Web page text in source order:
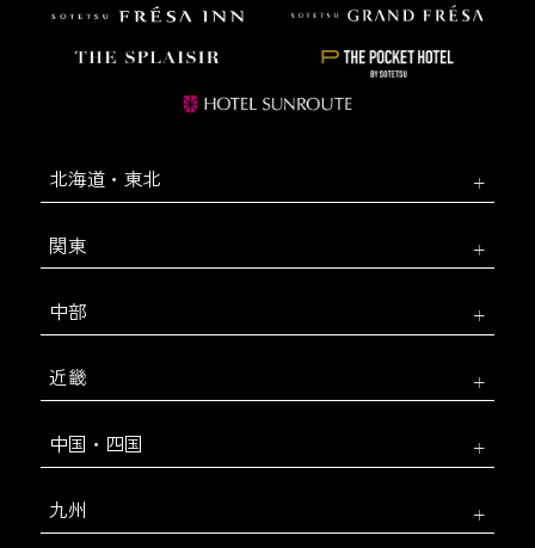
北海道・東北
関東
中部
近畿
中国・四国
九州